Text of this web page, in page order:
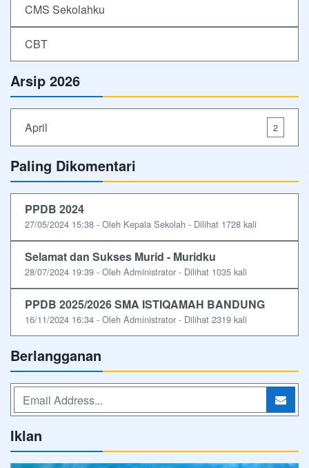
CMS Sekolahku
CBT
Arsip 2026
April 2
Paling Dikomentari
PPDB 2024
27/05/2024 15:38 - Oleh Kepala Sekolah - Dilihat 1728 kali
Selamat dan Sukses Murid - Muridku
28/07/2024 19:39 - Oleh Administrator - Dilihat 1035 kali
PPDB 2025/2026 SMA ISTIQAMAH BANDUNG
16/11/2024 16:34 - Oleh Administrator - Dilihat 2319 kali
Berlangganan
Iklan